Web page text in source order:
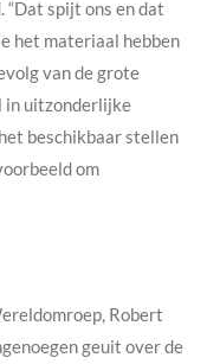
spijt ons en dat
het materiaal hebben
van de grote
in uitzonderlijke
beschikbaar stellen
om
Robert
geuit over de